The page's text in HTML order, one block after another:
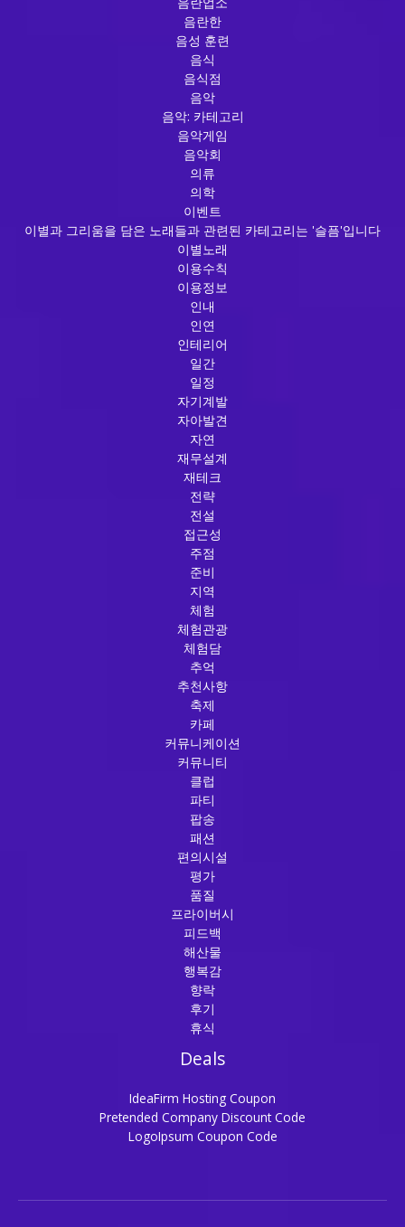
음란한
음성 훈련
음식
음식점
음악
음악: 카테고리
음악게임
음악회
의류
의학
이벤트
이별과 그리움을 담은 노래들과 관련된 카테고리는 '슬픔'입니다
이별노래
이용수칙
이용정보
인내
인연
인테리어
일간
일정
자기계발
자아발견
자연
재무설계
재테크
전략
전설
접근성
주점
준비
지역
체험
체험관광
체험담
추억
추천사항
축제
카페
커뮤니케이션
커뮤니티
클럽
파티
팝송
패션
편의시설
평가
품질
프라이버시
피드백
해산물
행복감
향락
후기
휴식
Deals
IdeaFirm Hosting Coupon
Pretended Company Discount Code
LogoIpsum Coupon Code